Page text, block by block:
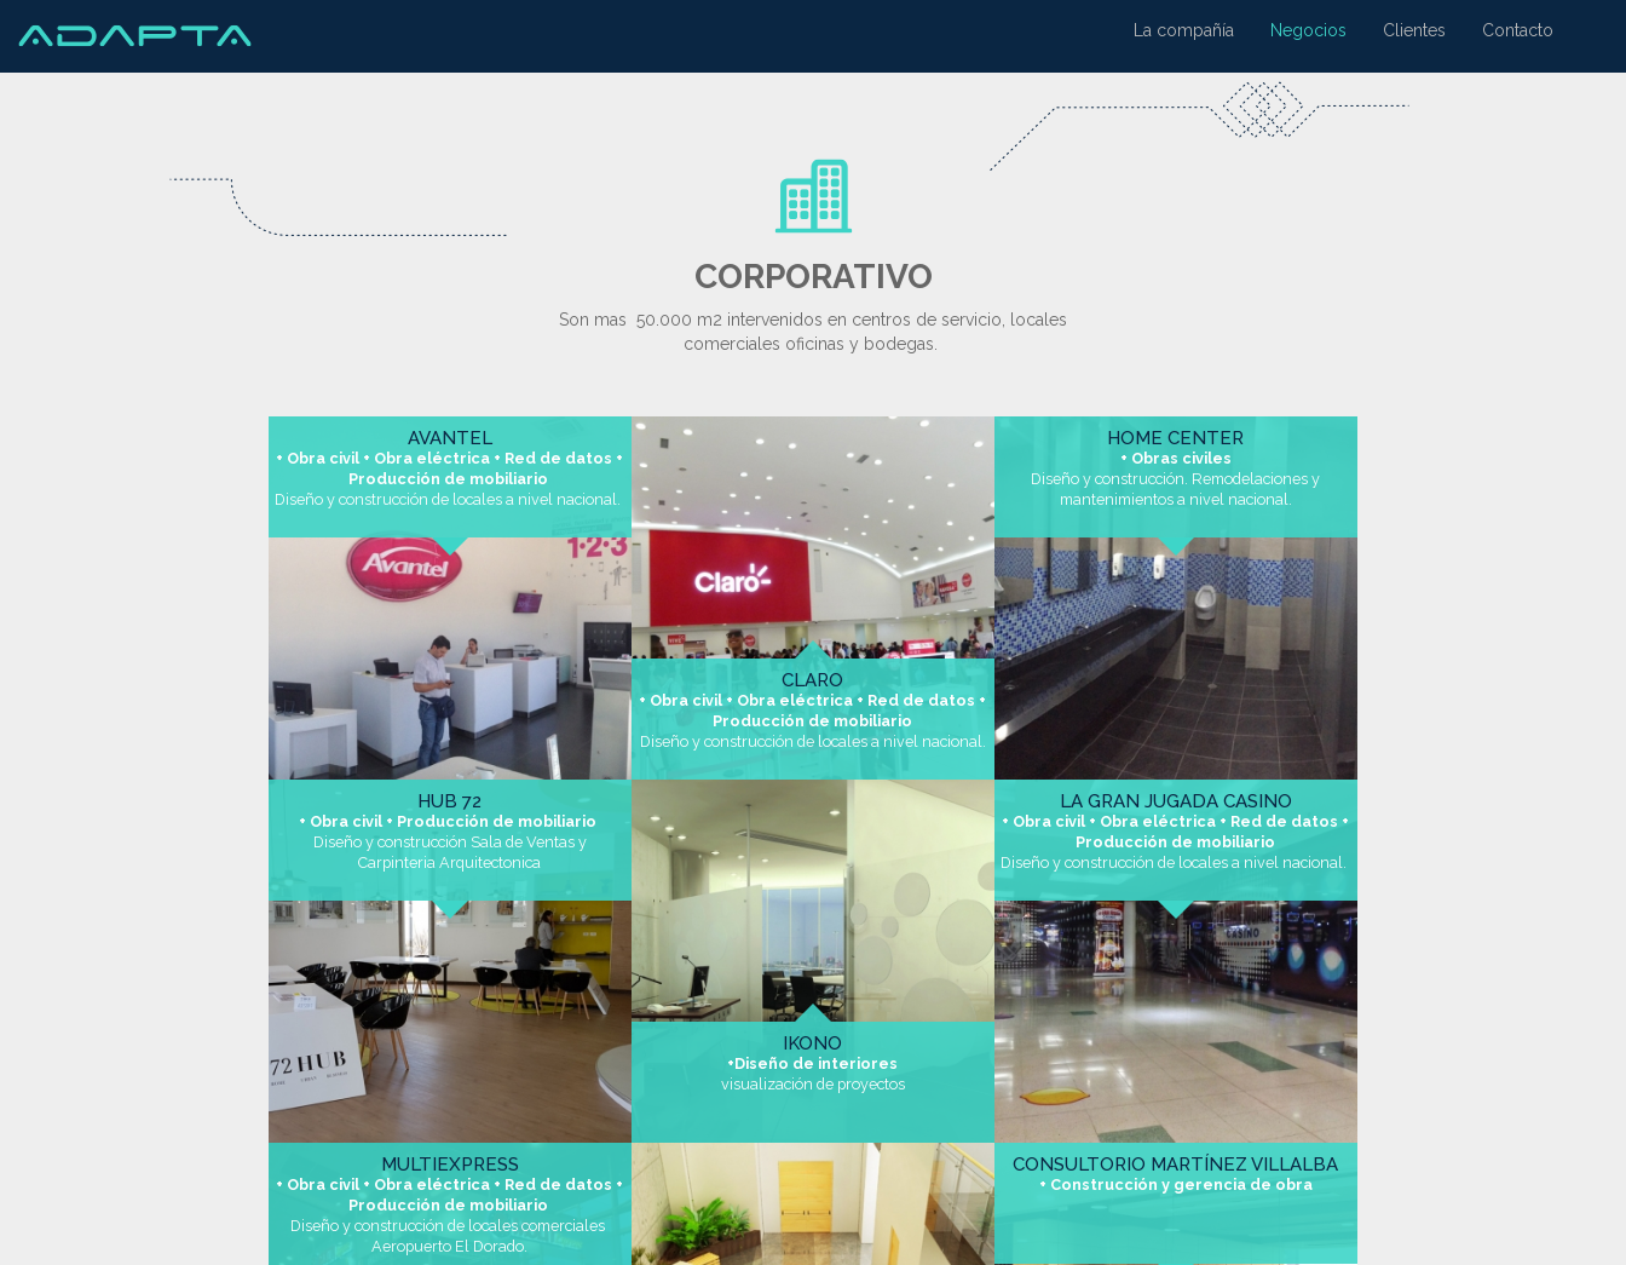
La compañía Negocios Clientes Contacto
CORPORATIVO
Son mas 50.000 m2 intervenidos en centros de servicio, locales
comerciales oficinas y bodegas.
AVANTEL
+ Obra civil + Obra eléctrica + Red de datos +
Producción de mobiliario
Diseño y construcción de locales a nivel nacional.
CLARO
+ Obra civil + Obra eléctrica + Red de datos +
Producción de mobiliario
Diseño y construcción de locales a nivel nacional.
HOME CENTER
+ Obras civiles
Diseño y construcción. Remodelaciones y
mantenimientos a nivel nacional.
HUB 72
+ Obra civil + Producción de mobiliario
Diseño y construcción Sala de Ventas y
Carpinteria Arquitectonica
IKONO
+Diseño de interiores
visualización de proyectos
LA GRAN JUGADA CASINO
+ Obra civil + Obra eléctrica + Red de datos +
Producción de mobiliario
Diseño y construcción de locales a nivel nacional.
MULTIEXPRESS
+ Obra civil + Obra eléctrica + Red de datos +
Producción de mobiliario
Diseño y construcción de locales comerciales
Aeropuerto El Dorado.
CONSULTORIO MARTÍNEZ VILLALBA
+ Construcción y gerencia de obra